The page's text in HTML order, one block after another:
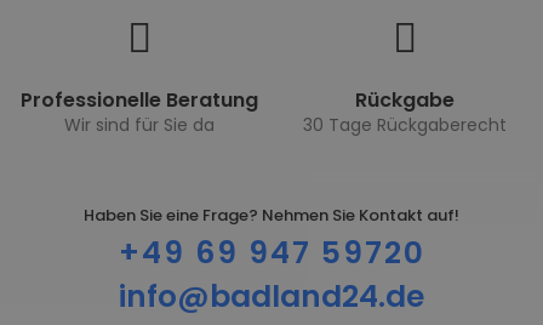
Professionelle Beratung
Wir sind für Sie da
Rückgabe
30 Tage Rückgaberecht
Haben Sie eine Frage? Nehmen Sie Kontakt auf!
+49 69 947 59720
info@badland24.de